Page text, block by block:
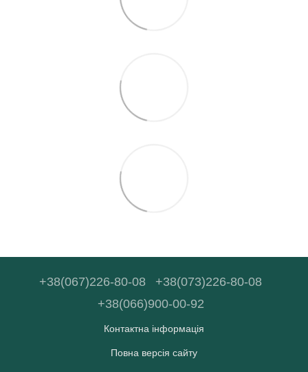
+38(067)226-80-08
+38(073)226-80-08
+38(066)900-00-92
Контактна інформація
Повна версія сайту